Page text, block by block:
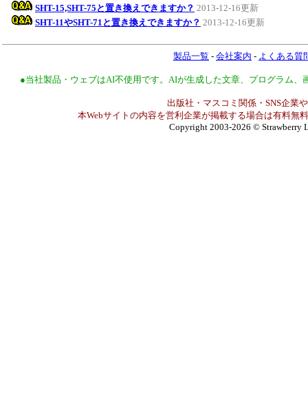
SHT-15,SHT-75と置き換えできますか？ 2013-12-16更新
SHT-11やSHT-71と置き換えできますか？ 2013-12-16更新
製品一覧 - 会社案内 - よくある質
●当社製品・ウェブはAI不使用です。AIが生成した文章、プログラム
出版社・マスコミ関係・SNS企業
本Webサイトの内容を営利企業が掲載する場合は有料無
Copyright 2003-2026 © Strawberry